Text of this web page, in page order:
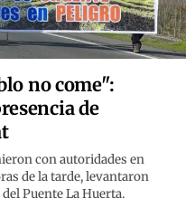
no come":
de
con autoridades en
de la tarde, levantaron
Puente La Huerta.